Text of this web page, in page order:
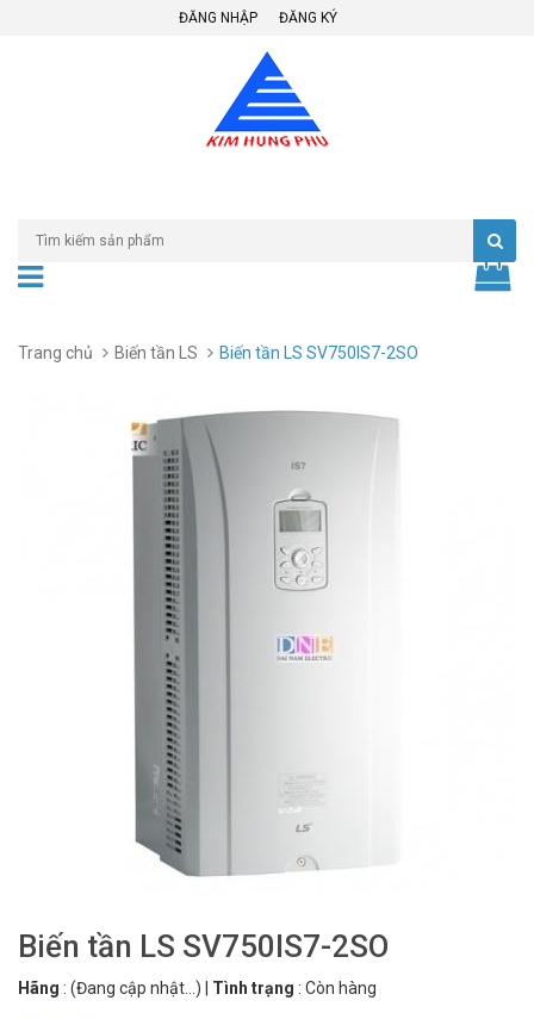
ĐĂNG NHẬP ĐĂNG KÝ
Trang chủ Biến tần LS Biến tần LS SV750IS7-2SO
Biến tần LS SV750IS7-2SO
Hãng : (Đang cập nhật...) Tình trạng : Còn hàng